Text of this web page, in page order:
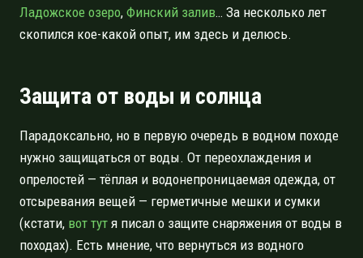
Ладожское озеро, Финский залив… За несколько лет
скопился кое-какой опыт, им здесь и делюсь.
Защита от воды и солнца
Парадоксально, но в первую очередь в водном походе
нужно защищаться от воды. От переохлаждения и
опрелостей — тёплая и водонепроницаемая одежда, от
отсыревания вещей — герметичные мешки и сумки
(кстати, вот тут я писал о защите снаряжения от воды в
походах). Есть мнение, что вернуться из водного